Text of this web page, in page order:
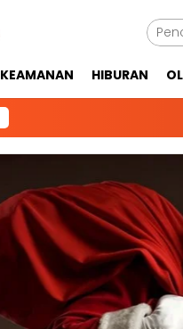
KEAMANAN HIBURAN